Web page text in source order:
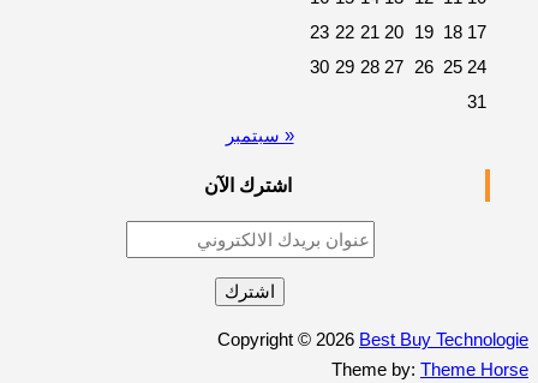
17
18
19
20
21
22
23
24
25
26
27
28
29
30
31
« سبتمبر
اشترك الآن
Copyright © 2026 Best Buy Technologie
Theme by: Theme Horse